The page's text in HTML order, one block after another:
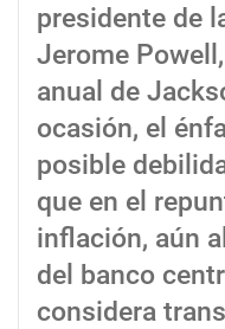
presidente de
Jerome
anual de
ocasión, el
posible
que en el
inflación, aún
del banco
considera